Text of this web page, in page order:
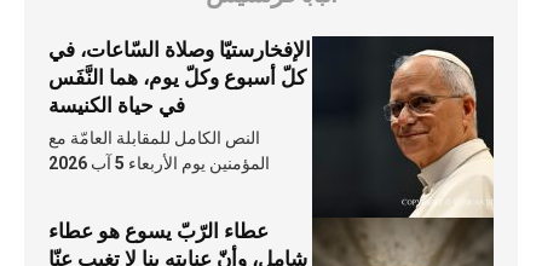
الإفخارستيّا وصلاة السّاعات، في
كلّ أسبوع وكلّ يوم، هما النَّفَس
في حياة الكنيسة
النص الكامل للمقابلة العامّة مع
المؤمنين يوم الأربعاء 5 آب 2026
عطاء الرّبّ يسوع هو عطاء
شامل، وأنّ عنايته بنا لا تغيب عنّا